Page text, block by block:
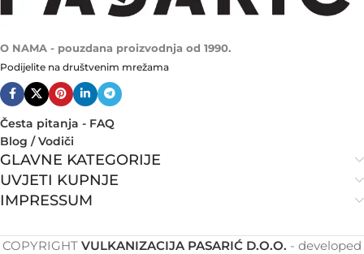
O NAMA - pouzdana proizvodnja od 1990.
Podijelite na društvenim mrežama
Česta pitanja - FAQ
Blog / Vodiči
GLAVNE KATEGORIJE
UVJETI KUPNJE
IMPRESSUM
COPYRIGHT VULKANIZACIJA PASARIĆ D.O.O. - developed